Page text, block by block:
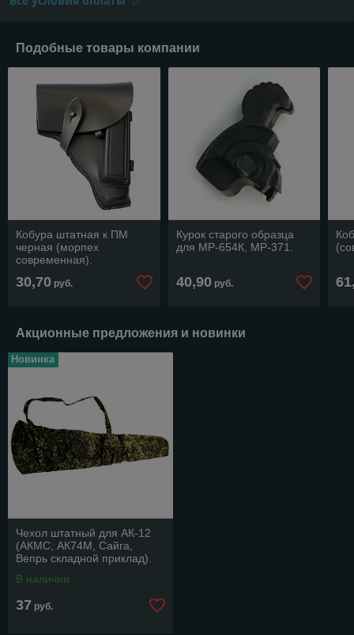
Подобные товары компании
Кобура штатная к ПМ
черная (морпех
современная).
30,70 руб.
Курок старого образца
для МР-654К, МР-371.
40,90руб.
Акционные предложения и новинки
Новинка
Чехол штатный для АК-12
(АКМС, АК74М, Сайга,
Вепрь складной приклад).
В наличии
37 руб.